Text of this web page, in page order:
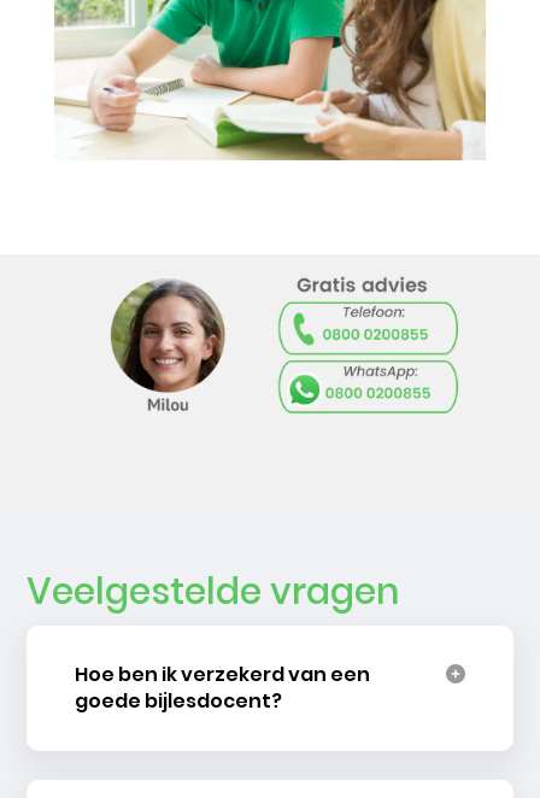
Veelgestelde vragen
Hoe ben ik verzekerd van een
goede bijlesdocent?